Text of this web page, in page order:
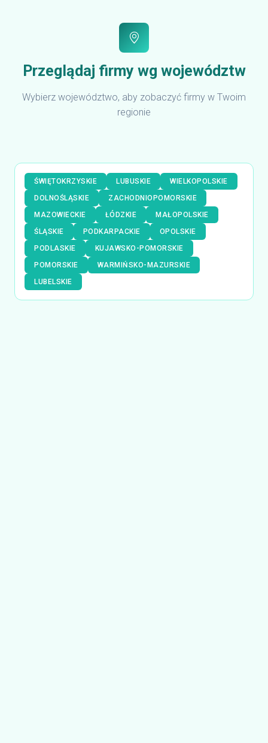
Przeglądaj firmy wg województw
Wybierz województwo, aby zobaczyć firmy w Twoim
regionie
ŚWIĘTOKRZYSKIE LUBUSKIE
WIELKOPOLSKIE
DOLNOŚLĄSKIE
ZACHODNIOPOMORSKIE
MAZOWIECKIE
ŁÓDZKIE
MAŁOPOLSKIE
ŚLĄSKIE
PODKARPACKIE
OPOLSKIE
PODLASKIE
KUJAWSKO-POMORSKIE
POMORSKIE
WARMIŃSKO-MAZURSKIE
LUBELSKIE